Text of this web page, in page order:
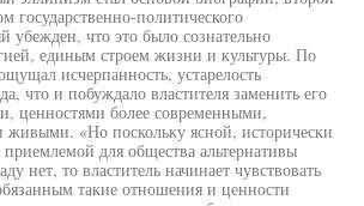
государственно-политического
убежден, что это было сознательно
единым строем жизни и культуры. По
исчерпанность, устарелость
что и побуждало властителя заменить его
ценностями более современными,
живыми. «Но поскольку ясной, исторически
для общества альтернативы
нет, то властитель начинает чувствовать
такие отношения и ценности